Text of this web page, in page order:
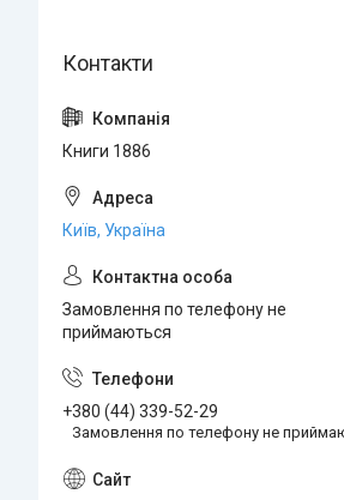
Книги 1886
Київ, Україна
Замовлення по телефону не
приймаються
+380 (44) 339-52-29
Замовлення по телефону не